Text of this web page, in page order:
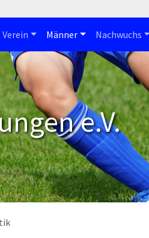
Verein Männer Nachwuchs
e.V.